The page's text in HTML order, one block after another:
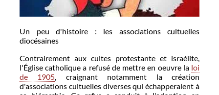
Un peu d'histoire : les associations cultuelles
diocésaines
Contrairement aux cultes protestante et israélite,
l'Église catholique a refusé de mettre en oeuvre la loi
de 1905, craignant notamment la création
d'associations cultuelles diverses qui échapperaient à